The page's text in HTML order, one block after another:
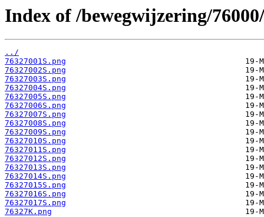
Index of /bewegwijzering/
../
76327001S.png
76327002S.png
76327003S.png
76327004S.png
76327005S.png
76327006S.png
76327007S.png
76327008S.png
76327009S.png
76327010S.png
76327011S.png
76327012S.png
76327013S.png
76327014S.png
76327015S.png
76327016S.png
76327017S.png
76327K.png